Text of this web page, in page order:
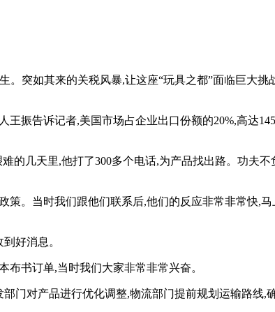
突如其来的关税风暴,让这座“玩具之都”面临巨大挑
振告诉记者,美国市场占企业出口份额的20%,高达
的几天里,他打了300多个电话,为产品找出路。功夫
。当时我们跟他们联系后,他们的反应非常非常快,
好消息。
布书订单,当时我们大家非常非常兴奋。
门对产品进行优化调整,物流部门提前规划运输路线,